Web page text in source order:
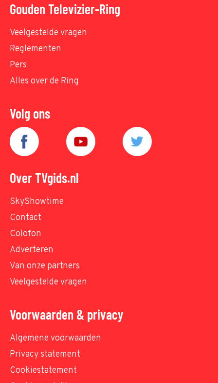
Gouden Televizier-Ring
Veelgestelde vragen
Reglementen
Pers
Alles over de Ring
Volg ons
Over TVgids.nl
SkyShowtime
Contact
Colofon
Adverteren
Van onze partners
Veelgestelde vragen
Voorwaarden & privacy
Algemene voorwaarden
Privacy statement
Cookiestatement